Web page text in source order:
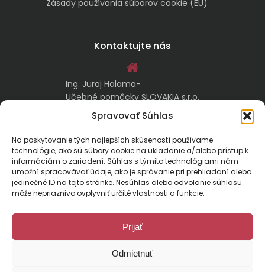
Spravovať Súhlas
Na poskytovanie tých najlepších skúseností používame
technológie, ako sú súbory cookie na ukladanie a/alebo prístup k
informáciám o zariadení. Súhlas s týmito technológiami nám
umožní spracovávať údaje, ako je správanie pri prehliadaní alebo
jedinečné ID na tejto stránke. Nesúhlas alebo odvolanie súhlasu
môže nepriaznivo ovplyvniť určité vlastnosti a funkcie.
Prijať
Odmietnuť
Zásady používania súborov cookie (EÚ)
Kontaktujte nás
Ing. Juraj Halama-
Učebné pomôcky SLOVAKIA s.r.o.
Malachovská 17/A
974 05 Banská Bystrica
kontakt@ucebnepomockyslovakia.sk
0917 797 357, 048/410 18 88